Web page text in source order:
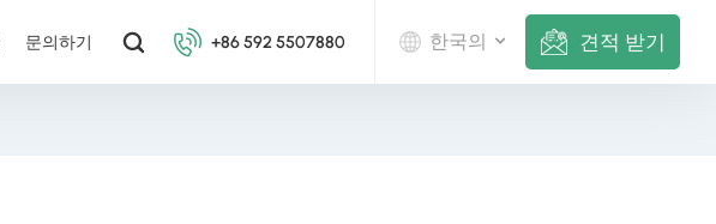
문의하기 +86 592 5507880 한국의 견적 받기